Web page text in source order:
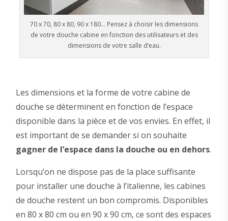
70 x 70, 80 x 80, 90 x 180… Pensez à choisir les dimensions
de votre douche cabine en fonction des utilisateurs et des
dimensions de votre salle d’eau.
Les dimensions et la forme de votre cabine de
douche se déterminent en fonction de l’espace
disponible dans la pièce et de vos envies. En effet, il
est important de se demander si on souhaite
gagner de l’espace dans la douche ou en dehors.
Lorsqu’on ne dispose pas de la place suffisante
pour installer une douche à l’italienne, les cabines
de douche restent un bon compromis. Disponibles
en 80 x 80 cm ou en 90 x 90 cm, ce sont des espaces